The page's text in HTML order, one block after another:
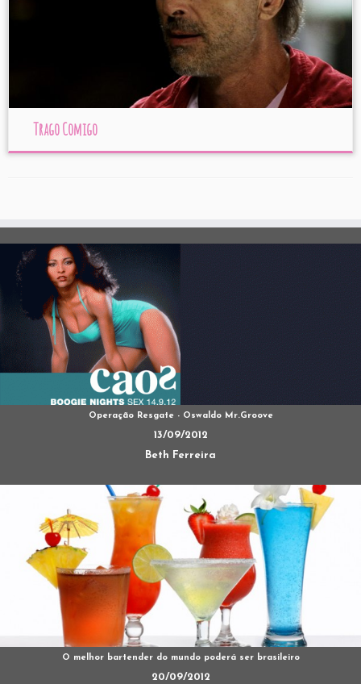
Trago Comigo
Operação Resgate - Oswaldo Mr.Groove
13/09/2012
Beth Ferreira
O melhor bartender do mundo poderá ser brasileiro
20/09/2012